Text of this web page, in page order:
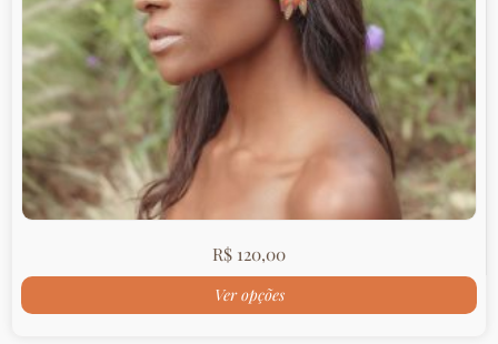
R$ 120,00
Ver opções